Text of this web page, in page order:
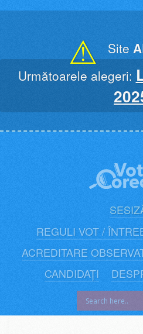
⚠ Site
Următoarele alegeri:
REGULI VOT /
ACREDITARE
CANDIDAȚI